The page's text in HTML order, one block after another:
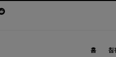
홈 침